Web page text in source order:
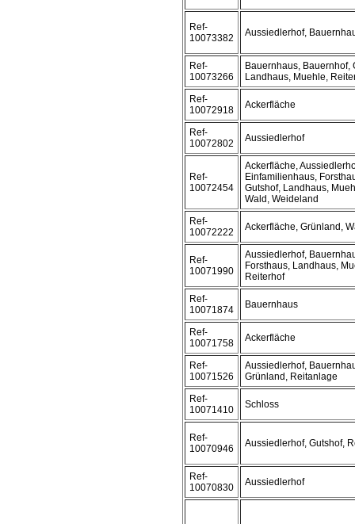
Ref-
10073382
Aussiedlerhof,
Ref-
10073266
Bauernhaus, Bauernhof,
Landhaus, Muehle,
Ref-
10072918
Ackerfläche
Ref-
10072802
Aussiedlerhof
Ref-
10072454
Ackerfläche,
Einfamilienhaus,
Gutshof, Landhaus,
Wald, Weideland
Ref-
10072222
Ackerfläche, Grünland,
Ref-
10071990
Aussiedlerhof,
Forsthaus, Landhaus,
Reiterhof
Ref-
10071874
Bauernhaus
Ref-
10071758
Ackerfläche
Ref-
10071526
Aussiedlerhof,
Grünland, Reitanlage
Ref-
10071410
Schloss
Ref-
10070946
Aussiedlerhof, Gutshof,
Ref-
10070830
Aussiedlerhof